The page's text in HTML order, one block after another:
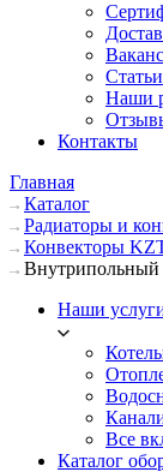
Статьи
Наши
Контакты
Главная
Каталог
Радиаторы и
Конвекторы
Внутрипольный
Наши
Все
Каталог